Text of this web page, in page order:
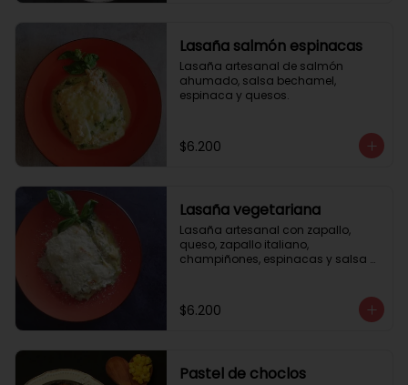
Lasaña salmón espinacas
Lasaña artesanal de salmón
ahumado, salsa bechamel,
espinaca y quesos.
$6.200
Lasaña vegetariana
Lasaña artesanal con zapallo,
queso, zapallo italiano,
champiñones, espinacas y salsa
$6.200
Pastel de choclos